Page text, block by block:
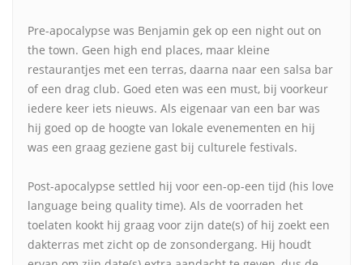
Pre-apocalypse was Benjamin gek op een night out on
the town. Geen high end places, maar kleine
restaurantjes met een terras, daarna naar een salsa bar
of een drag club. Goed eten was een must, bij voorkeur
iedere keer iets nieuws. Als eigenaar van een bar was
hij goed op de hoogte van lokale evenementen en hij
was een graag geziene gast bij culturele festivals.
Post-apocalypse settled hij voor een-op-een tijd (his love
language being quality time). Als de voorraden het
toelaten kookt hij graag voor zijn date(s) of hij zoekt een
dakterras met zicht op de zonsondergang. Hij houdt